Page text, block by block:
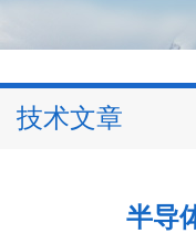
技术文章
半导